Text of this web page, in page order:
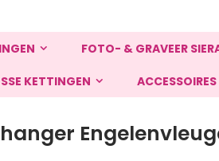
FOTO- & GRAVEER
KETTINGEN ACCESSOIRES